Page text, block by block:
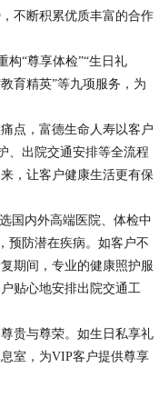
不断积累优质丰富的合作
“尊享体检”“生日礼
育精英”等九项服务，为
点，富德生命人寿以客户
、出院交通安排等全流程
，让客户健康生活更有保
国内外高端医院、体检中
预防潜在疾病。如客户不
期间，专业的健康照护服
贴心地安排出院交通工
贵与尊荣。如生日私享礼
室，为VIP客户提供尊享